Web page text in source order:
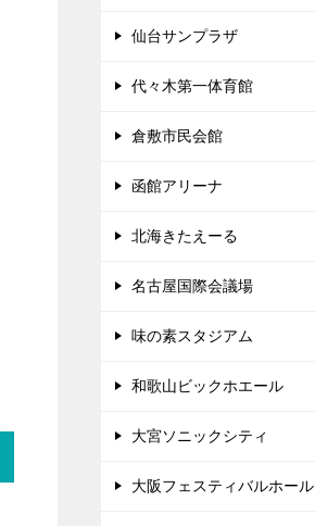
仙台サンプラザ
代々木第一体育館
倉敷市民会館
函館アリーナ
北海きたえーる
名古屋国際会議場
味の素スタジアム
和歌山ビックホエール
大宮ソニックシティ
大阪フェスティバルホール